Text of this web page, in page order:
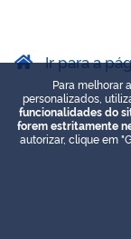
Ir para a
Para melhorar
personalizados,
funcionalidades do
forem estritamente
autorizar, clique em